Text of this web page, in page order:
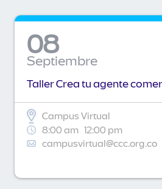
08
Septiembre
Taller Crea tu agente
Campus Virtual
8:00 am 12:00 pm
campusvirtual@ccc.org.co